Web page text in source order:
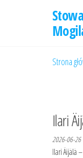
Strona
Ilari
2026-06-26
Ilari Äijälä